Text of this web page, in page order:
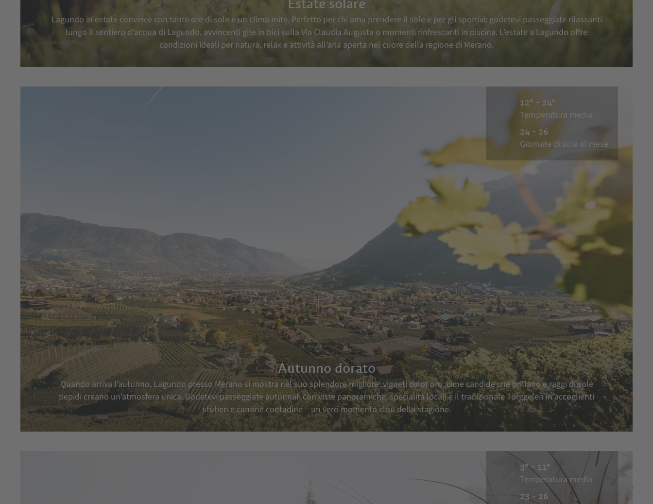
Estate solare
Lagundo in estate convince con tante ore di sole e un clima mite. Perfetto per chi ama prendere il sole e per gli sportivi: godetevi passeggiate rilassanti
lungo il sentiero d'acqua di Lagundo, avvincenti gite in bici sulla Via Claudia Augusta o momenti rinfrescanti in piscina. L’estate a Lagundo offre
condizioni ideali per natura, relax e attività all’aria aperta nel cuore della regione di Merano.
Autunno dorato
Quando arriva l’autunno, Lagundo presso Merano si mostra nel suo splendore migliore: vigneti color oro, cime candide che brillano e raggi di sole
tiepidi creano un’atmosfera unica. Godetevi passeggiate autunnali con viste panoramiche, specialità locali e il tradizionale Törggelen in accoglienti
stuben e cantine contadine – un vero momento clou della stagione.
12° - 24°
Temperatura media
24 - 26
Giornate di sole al mese
3° - 11°
Temperatura media
23 - 26